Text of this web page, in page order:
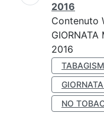
2016
Contenuto
GIORNATA
2016
NO